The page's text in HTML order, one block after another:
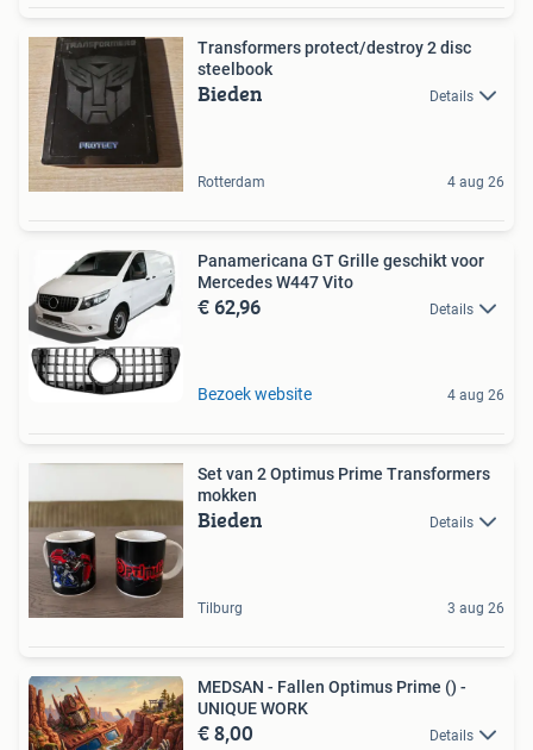
Transformers protect/destroy 2 disc
steelbook
Bieden Details
Rotterdam 4 aug 26
Panamericana GT Grille geschikt voor
Mercedes W447 Vito
€ 62,96 Details
Bezoek website 4 aug 26
Set van 2 Optimus Prime Transformers
mokken
Bieden Details
Tilburg 3 aug 26
MEDSAN - Fallen Optimus Prime () -
UNIQUE WORK
€ 8,00 Details